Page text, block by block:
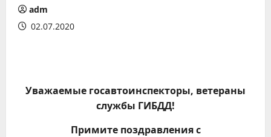
adm
02.07.2020
Уважаемые госавтоинспекторы, ветераны
службы ГИБДД!
Примите поздравления с